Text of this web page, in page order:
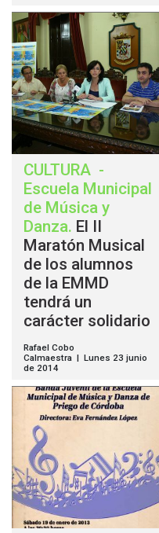
CULTURA -
Escuela Municipal
de Música y
Danza. El II
Maratón Musical
de los alumnos
de la EMMD
tendrá un
carácter solidario
Rafael Cobo
Calmaestra | Lunes 23 junio
de 2014